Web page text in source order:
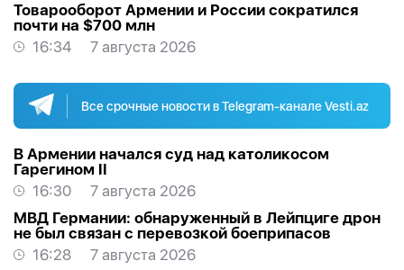
Товарооборот Армении и России сократился
почти на $700 млн
16:34
7 августа 2026
Все срочные новости в Telegram-канале Vesti.az
В Армении начался суд над католикосом
Гарегином II
16:30
7 августа 2026
МВД Германии: обнаруженный в Лейпциге дрон
не был связан с перевозкой боеприпасов
16:28
7 августа 2026